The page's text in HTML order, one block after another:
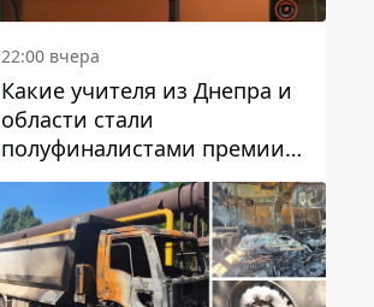
22:00 вчера
Какие учителя из Днепра и
области стали
полуфиналистами премии
Global Teacher Prize Ukraine
2026